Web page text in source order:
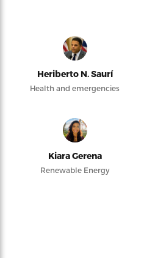
Heriberto N. Saurí
Health and emergencies
Kiara Gerena
Renewable Energy